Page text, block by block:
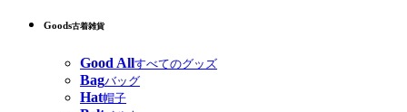
Goods古着雑貨
Good Allすべてのグッズ
Bagバッグ
Hat帽子